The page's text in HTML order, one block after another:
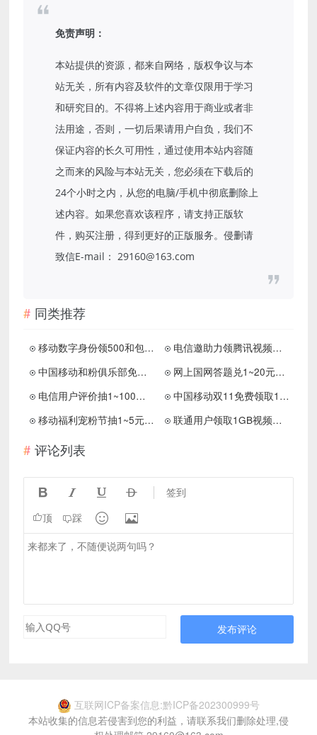
免责声明：
本站提供的资源，都来自网络，版权争议与本
站无关，所有内容及软件的文章仅限用于学习
和研究目的。不得将上述内容用于商业或者非
法用途，否则，一切后果请用户自负，我们不
保证内容的长久可用性，通过使用本站内容随
之而来的风险与本站无关，您必须在下载后的
24个小时之内，从您的电脑/手机中彻底删除上
述内容。如果您喜欢该程序，请支持正版软
件，购买注册，得到更好的正版服务。侵删请
致信E-mail： 29160@163.com
同类推荐
移动数字身份领500和包积分
电信邀助力领腾讯视频会员话费
中国移动和粉俱乐部免费领取700M-5GB流量
网上国网答题兑1~20元电费券
电信用户评价抽1~100元话费
中国移动双11免费领取1GB流量 打卡5次兑换5元话费
移动福利宠粉节抽1~5元话费
联通用户领取1GB视频流量 有效期31天
评论列表
    签到
顶 踩  
发布评论
互联网ICP备案信息:黔ICP备202300999号
本站收集的信息若侵害到您的利益，请联系我们删除处理,侵